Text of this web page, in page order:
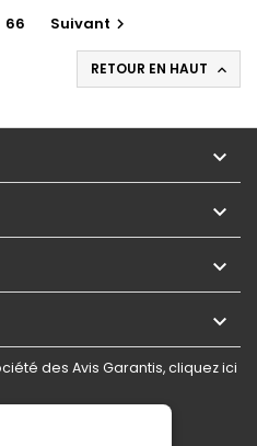
66 Suivant 
RETOUR EN HAUT 




des Avis Garantis,cliquez ici